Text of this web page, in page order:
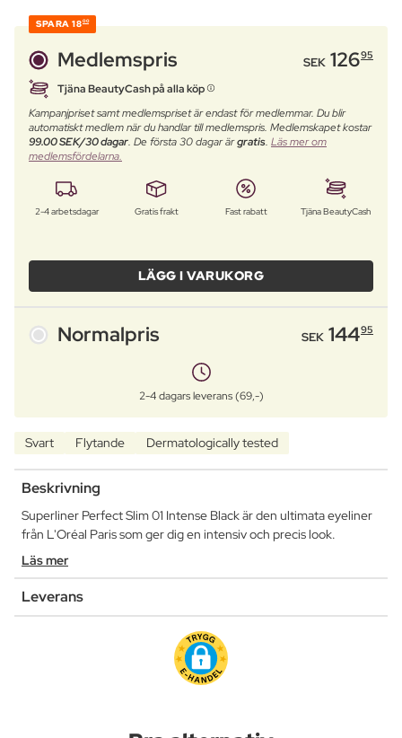
SPARA 1800
Medlemspris SEK 12695
Tjäna BeautyCash på alla köp
Kampanjpriset samt medlemspriset är endast för medlemmar. Du blir
automatiskt medlem när du handlar till medlemspris. Medlemskapet kostar
99.00 SEK/30 dagar. De första 30 dagar ärgratis. Läs mer om
medlemsfördelarna.
2-4 arbetsdagar Gratis frakt Fast rabatt Tjäna BeautyCash
LÄGG I VARUKORG
Normalpris SEK 14495
2-4 dagars leverans (69,-)
Svart Flytande Dermatologically tested
Beskrivning
Superliner Perfect Slim 01 Intense Black är den ultimata eyeliner
från L'Oréal Paris som ger dig en intensiv och precis look.
Läs mer
Leverans